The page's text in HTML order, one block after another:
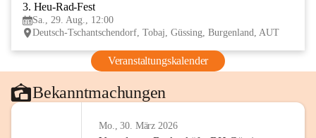
3. Heu-Rad-Fest
Sa., 29. Aug., 12:00
Deutsch-Tschantschendorf, Tobaj, Güssing, Burgenland, AUT
Veranstaltungskalender
Bekanntmachungen
Mo., 30. März 2026